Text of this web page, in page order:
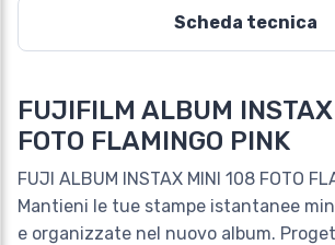
Scheda tecnica
FUJIFILM ALBUM
FOTO FLAMINGO PINK
FUJI ALBUM INSTAX MINI 108 FOTO
Mantieni le tue stampe istantanee
e organizzate nel nuovo album.